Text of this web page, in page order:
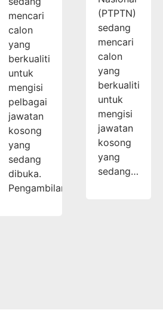
mencari
calon
yang
berkualiti
untuk
mengisi
pelbagai
jawatan
kosong
yang
sedang
dibuka.
Pengambilan…
(PTPTN)
sedang
mencari
calon
yang
berkualiti
untuk
mengisi
jawatan
kosong
yang
sedang…